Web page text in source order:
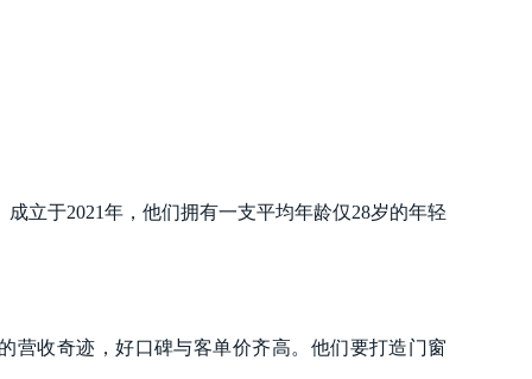
立于2021年，他们拥有一支平均年龄仅28岁的年轻
营收奇迹，好口碑与客单价齐高。他们要打造门窗